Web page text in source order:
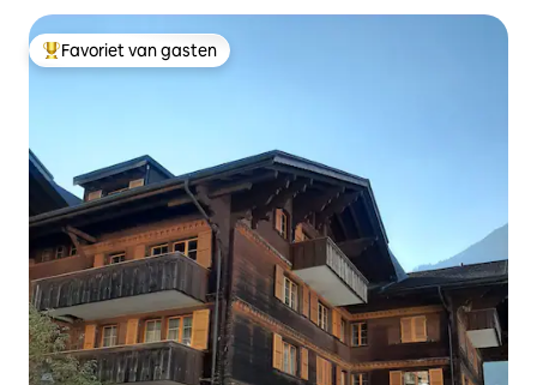
Topfavoriet van gasten
Favoriet van gasten